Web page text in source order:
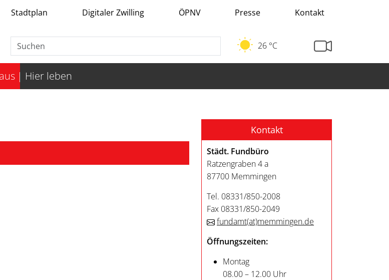
Stadtplan Digitaler Zwilling ÖPNV Presse Kontakt
26 °C
Hier leben
Kontakt
Städt. Fundbüro
Ratzengraben 4 a
87700 Memmingen
Tel. 08331/850-2008
Fax 08331/850-2049
fundamt(at)memmingen.de
Öffnungszeiten:
Montag
08.00 – 12.00 Uhr